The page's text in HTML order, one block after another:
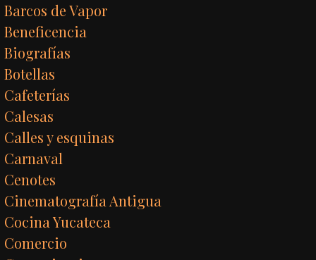
Barcos de Vapor
Beneficencia
Biografías
Botellas
Cafeterías
Calesas
Calles y esquinas
Carnaval
Cenotes
Cinematografía Antigua
Cocina Yucateca
Comercio